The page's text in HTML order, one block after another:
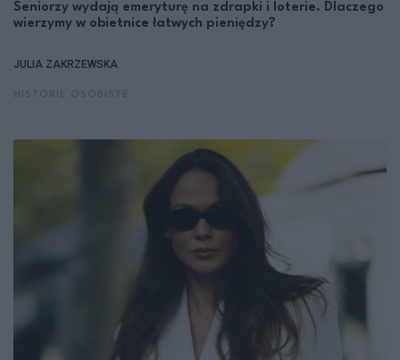
Seniorzy wydają emeryturę na zdrapki i loterie. Dlaczego
wierzymy w obietnice łatwych pieniędzy?
JULIA ZAKRZEWSKA